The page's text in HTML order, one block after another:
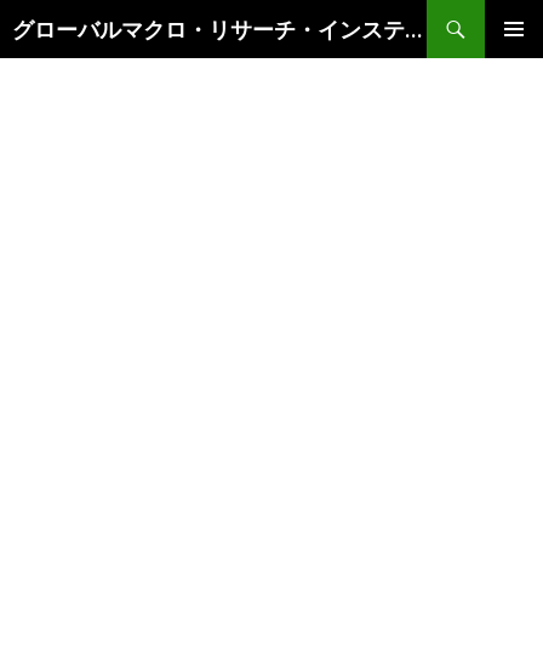
グローバルマクロ・リサーチ・インスティテュート
索